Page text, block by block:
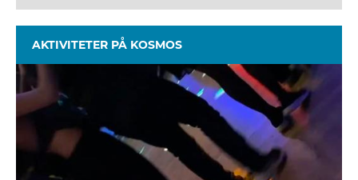
AKTIVITETER PÅ KOSMOS